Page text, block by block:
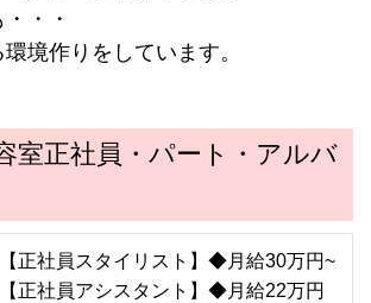
・・
境作りをしています。
室正社員・パート・アルバ
【正社員スタイリスト】◆月給30万円~
【正社員アシスタント】◆月給22万円